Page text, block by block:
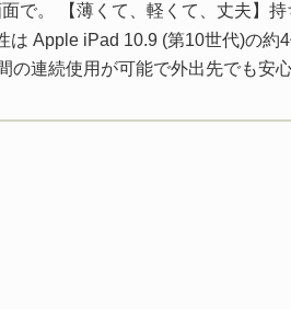
で。 【薄くて、軽くて、丈夫】持
は Apple iPad 10.9 (第10世代)の約
の連続使用が可能で外出先でも安